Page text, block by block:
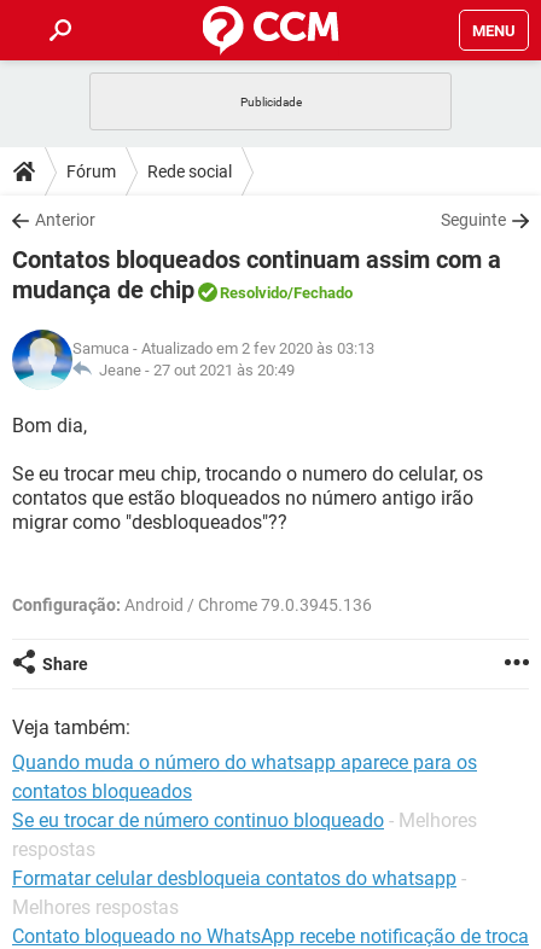
MENU
CELULAR
OUTLOOK
INSTAGRAM GMAIL
GUIA DE COMPRAS
DICAS
JOGOS
OUTLOOK
GUIA DE COMPRAS
DOWNLOADS
JOGOS WHATSAPP
CELULAR FACEBOOK
OUTLOOK EXCEL
INSTAGRAM
GUIA DE COMPRAS
FÓRUM
CELULAR FACEBOOK
GLOSSÁRIO
JOGOS
CELULAR
OUTLOOK EXCEL
INSTAGRAM GMAIL
Fórum Rede social
Anterior Seguinte
Contatos bloqueados continuam assim com a
mudança de chip
Resolvido/Fechado
Samuca - Atualizado em 2 fev 2020 às 03:13
Jeane - 27 out 2021 às 20:49
Bom dia,
Se eu trocar meu chip, trocando o numero do celular, os
contatos que estão bloqueados no número antigo irão
migrar como "desbloqueados"??
Configuração: Android / Chrome 79.0.3945.136
Share
Veja também:
Quando muda o número do whatsapp aparece para os
contatos bloqueados
Se eu trocar de número continuo bloqueado - Melhores
respostas
Formatar celular desbloqueia contatos do whatsapp -
Melhores respostas
Contato bloqueado no WhatsApp recebe notificação de troca